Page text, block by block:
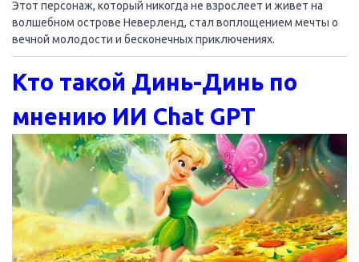
Этот персонаж, который никогда не взрослеет и живет на
волшебном острове Неверленд, стал воплощением мечты о
вечной молодости и бесконечных приключениях.
Кто такой Динь-Динь по
мнению ИИ Chat GPT